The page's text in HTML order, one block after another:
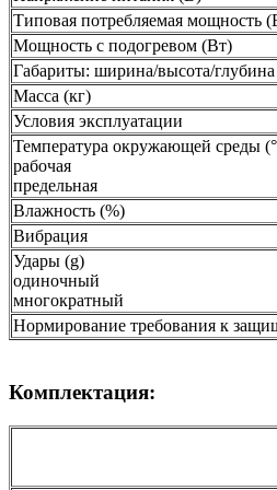
Типовая потребляемая мощность
Мощность с подогревом (Вт)
Габариты: ширина/высота/
Масса (кг)
Условия эксплуатации
Температура окружающей среды
рабочая
предельная
Влажность (%)
Вибрация
Удары (g)
одиночный
многократный
Нормирование требования к
Комплектация: